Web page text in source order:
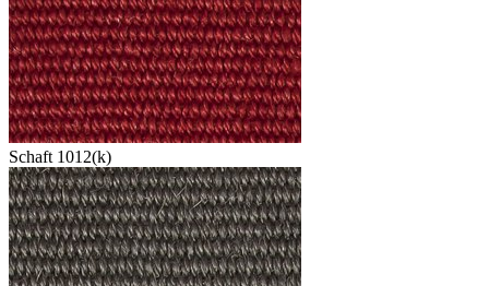
Schaft 1012(k)